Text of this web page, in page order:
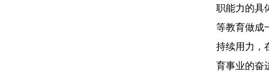
职能力的具
等教育做成
持续用力，
育事业的奋